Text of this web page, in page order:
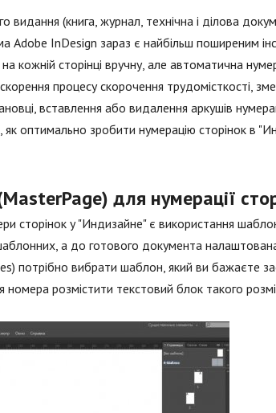
видання (книга, журнал, технічна і ділова
Adobe InDesign зараз є найбільш поширеним
кожній сторінці вручну, але автоматична
процесу скорочення трудомісткості,
вставлення або видалення аркушів
оптимально зробити нумерацію сторінок в
для нумерації
сторінок у "Индизайне" є використання
а до готового документа
потрібно вибрати шаблон, який ви бажаєте
розмістити текстовий блок такого